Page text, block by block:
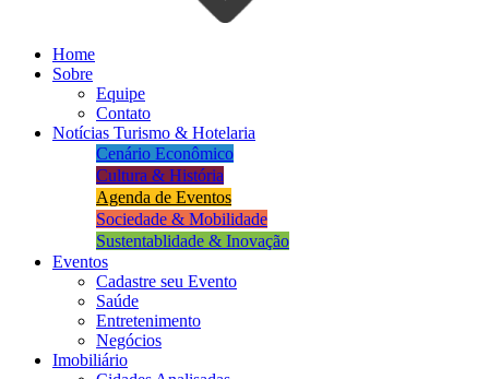
Home
Sobre
Equipe
Contato
Notícias Turismo & Hotelaria
Cenário Econômico
Cultura & História
Agenda de Eventos
Sociedade & Mobilidade
Sustentablidade & Inovação
Eventos
Cadastre seu Evento
Saúde
Entretenimento
Negócios
Imobiliário